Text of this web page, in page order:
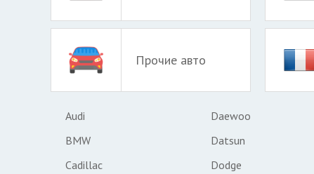
Прочие авто
Audi
BMW
Cadillac
Daewoo
Datsun
Dodge